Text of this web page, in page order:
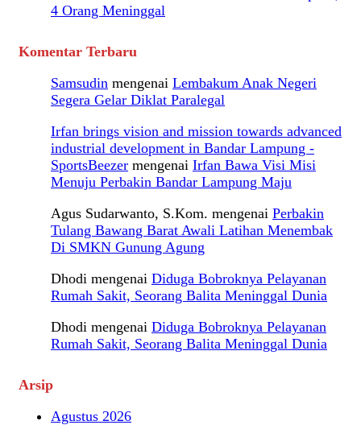
4 Orang Meninggal
Komentar Terbaru
Samsudin mengenai Lembakum Anak Negeri
Segera Gelar Diklat Paralegal
Irfan brings vision and mission towards advanced
industrial development in Bandar Lampung -
SportsBeezer mengenai Irfan Bawa Visi Misi
Menuju Perbakin Bandar Lampung Maju
Agus Sudarwanto, S.Kom. mengenai Perbakin
Tulang Bawang Barat Awali Latihan Menembak
Di SMKN Gunung Agung
Dhodi mengenai Diduga Bobroknya Pelayanan
Rumah Sakit, Seorang Balita Meninggal Dunia
Dhodi mengenai Diduga Bobroknya Pelayanan
Rumah Sakit, Seorang Balita Meninggal Dunia
Arsip
Agustus 2026